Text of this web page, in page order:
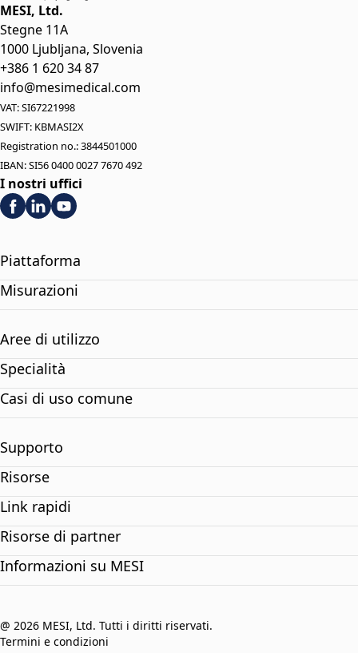
MESI, Ltd.
Stegne 11A
1000 Ljubljana, Slovenia
+386 1 620 34 87
info@mesimedical.com
VAT: SI67221998
SWIFT: KBMASI2X
Registration no.: 3844501000
IBAN: SI56 0400 0027 7670 492
I nostri uffici
Piattaforma
Misurazioni
Aree di utilizzo
Specialità
Casi di uso comune
Supporto
Risorse
Link rapidi
Risorse di partner
Informazioni su MESI
@ 2026 MESI, Ltd. Tutti i diritti riservati.
Termini e condizioni